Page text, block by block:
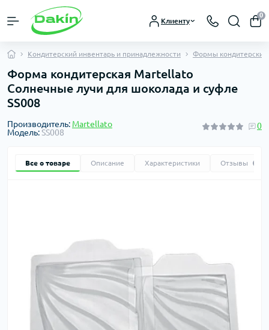
Клиенту
0
Кондитерский инвентарь и принадлежности Формы кондитерские
Форма кондитерская Martellato
Солнечные лучи для шоколада и суфле
SS008
Производитель: Martellato
Модель:SS008
0
Все о товаре Описание Характеристики Отзывы